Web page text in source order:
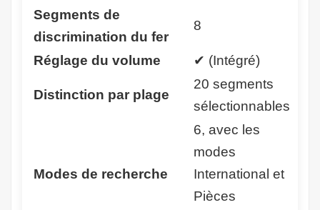
Segments de
discrimination du fer
8
Réglage du volume ✔ (Intégré)
Distinction par plage
20 segments
sélectionnables
Modes de recherche
6, avec les
modes
International et
Pièces